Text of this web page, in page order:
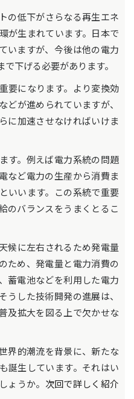
の低下がさらなる再生エネ
が生まれています。日本で
いますが、今後は他の電力
下げる必要があります。
要になります。より変換効
が進められていますが、
に加速させなければいけま
す。例えば電力系統の問題
など電力の生産から消費ま
いいます。この系統で重要
のバランスをうまくとるこ
候に左右されるため発電量
ため、発電量と電力消費の
蓄電池などを利用した電力
うした技術開発の進展は、
及拡大を図る上で欠かせな
界的潮流を背景に、新たな
誕生しています。それはい
ょうか。 次回で詳しく紹介